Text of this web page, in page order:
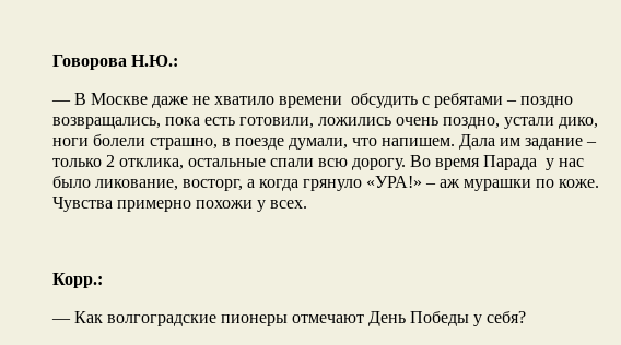
Говорова Н.Ю.:
— В Москве даже не хватило времени обсудить с ребятами – поздно
возвращались, пока есть готовили, ложились очень поздно, устали дико,
ноги болели страшно, в поезде думали, что напишем. Дала им задание –
только 2 отклика, остальные спали всю дорогу. Во время Парада у нас
было ликование, восторг, а когда грянуло «УРА!» – аж мурашки по коже.
Чувства примерно похожи у всех.
Корр.:
— Как волгоградские пионеры отмечают День Победы у себя?